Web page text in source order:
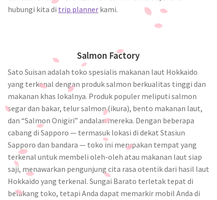
hubungi kita di trip planner kami.
Salmon Factory
Sato Suisan adalah toko spesialis makanan laut Hokkaido
yang terkenal dengan produk salmon berkualitas tinggi dan
makanan khas lokalnya. Produk populer meliputi salmon
segar dan bakar, telur salmon (ikura), bento makanan laut,
dan “Salmon Onigiri” andalan mereka. Dengan beberapa
cabang di Sapporo — termasuk lokasi di dekat Stasiun
Sapporo dan bandara — toko ini merupakan tempat yang
terkenal untuk membeli oleh-oleh atau makanan laut siap
saji, menawarkan pengunjung cita rasa otentik dari hasil laut
Hokkaido yang terkenal. Sungai Barato terletak tepat di
belakang toko, tetapi Anda dapat memarkir mobil Anda di